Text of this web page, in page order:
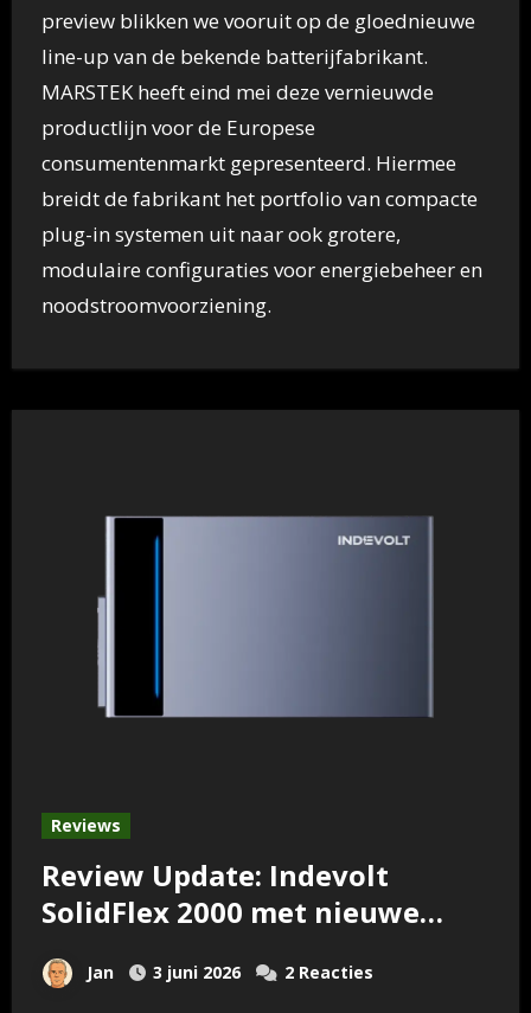
preview blikken we vooruit op de gloednieuwe
line-up van de bekende batterijfabrikant.
MARSTEK heeft eind mei deze vernieuwde
productlijn voor de Europese
consumentenmarkt gepresenteerd. Hiermee
breidt de fabrikant het portfolio van compacte
plug-in systemen uit naar ook grotere,
modulaire configuraties voor energiebeheer en
noodstroomvoorziening.
Reviews
Review Update: Indevolt
SolidFlex 2000 met nieuwe
batterij
Jan 3 juni 2026 2 Reacties